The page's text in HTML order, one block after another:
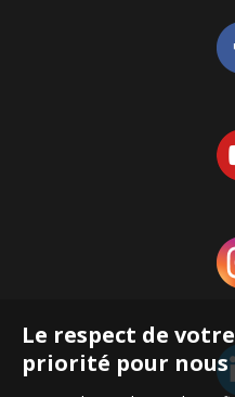
Le respect de
priorité pour nous